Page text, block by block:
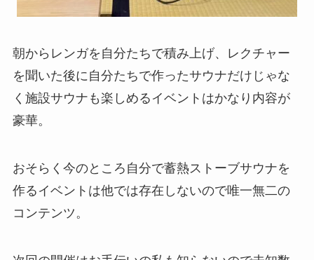
朝からレンガを自分たちで積み上げ、レクチャー
を聞いた後に自分たちで作ったサウナだけじゃな
く施設サウナも楽しめるイベントはかなり内容が
豪華。
おそらく今のところ自分で蓄熱ストーブサウナを
作るイベントは他では存在しないので唯一無二の
コンテンツ。